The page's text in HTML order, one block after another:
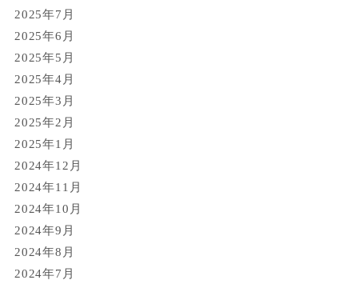
2025年7月
2025年6月
2025年5月
2025年4月
2025年3月
2025年2月
2025年1月
2024年12月
2024年11月
2024年10月
2024年9月
2024年8月
2024年7月